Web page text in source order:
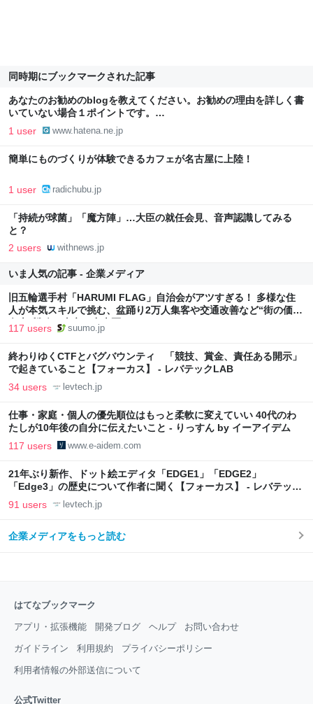
同時期にブックマークされた記事
あなたのお勧めのblogを教えてください。お勧めの理由を詳しく書
いていない場合１ポイントです。…
1 user www.hatena.ne.jp
簡単にものづくりが体験できるカフェが名古屋に上陸！
1 user radichubu.jp
「持続が球菌」「魔方陣」…大臣の就任会見、音声認識してみる
と？
2 users withnews.jp
いま人気の記事 - 企業メディア
旧五輪選手村「HARUMI FLAG」自治会がアツすぎる！ 多様な住
人が本気スキルで挑む、盆踊り2万人集客や交通改善など“街の価値
向上”戦略 東京・中央区
117 users suumo.jp
終わりゆくCTFとバグバウンティ 「競技、賞金、責任ある開示」
で起きていること【フォーカス】 - レバテックLAB
34 users levtech.jp
仕事・家庭・個人の優先順位はもっと柔軟に変えていい 40代のわ
たしが10年後の自分に伝えたいこと - りっすん by イーアイデム
117 users www.e-aidem.com
21年ぶり新作、ドット絵エディタ「EDGE1」「EDGE2」
「Edge3」の歴史について作者に聞く【フォーカス】 - レバテック
LAB
91 users levtech.jp
企業メディアをもっと読む
はてなブックマーク
アプリ・拡張機能 開発ブログ ヘルプ お問い合わせ
ガイドライン 利用規約 プライバシーポリシー
利用者情報の外部送信について
公式Twitter